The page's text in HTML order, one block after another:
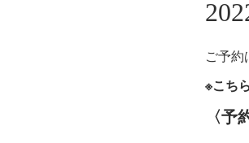
ご予
※こち
〈予